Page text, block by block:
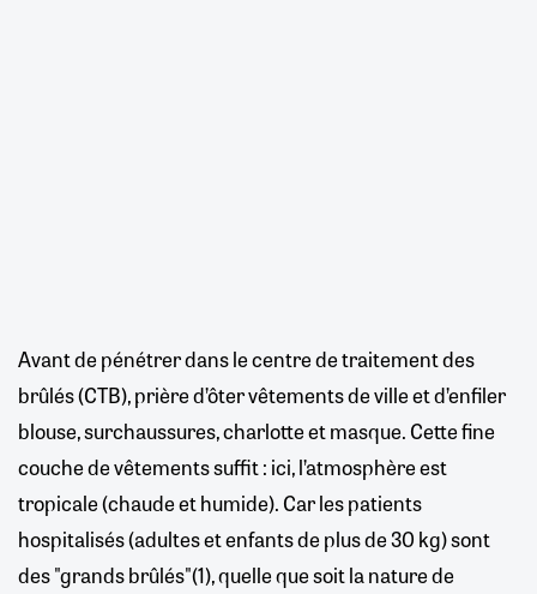
Avant de pénétrer dans le centre de traitement des
brûlés (CTB), prière d’ôter vêtements de ville et d’enfiler
blouse, surchaussures, charlotte et masque. Cette fine
couche de vêtements suffit : ici, l’atmosphère est
tropicale (chaude et humide). Car les patients
hospitalisés (adultes et enfants de plus de 30 kg) sont
des "grands brûlés"(1), quelle que soit la nature de